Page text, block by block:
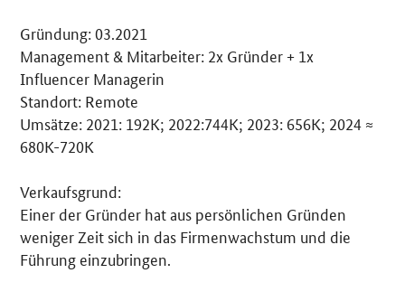
Gründung: 03.2021
Management & Mitarbeiter: 2x Gründer + 1x
Influencer Managerin
Standort: Remote
Umsätze: 2021: 192K; 2022:744K; 2023: 656K; 2024 ≈
680K-720K
Verkaufsgrund:
Einer der Gründer hat aus persönlichen Gründen
weniger Zeit sich in das Firmenwachstum und die
Führung einzubringen.